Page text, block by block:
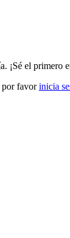
¡Sé el primero
por favorinicia